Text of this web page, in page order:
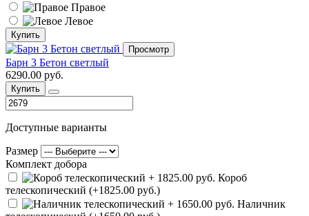
Правое
Левое
Купить
Просмотр
Барн 3 Бетон светлый
6290.00 руб.
Купить
Доступные варианты
Размер
Комплект добора
Короб
телескопический (+1825.00 руб.)
Наличник